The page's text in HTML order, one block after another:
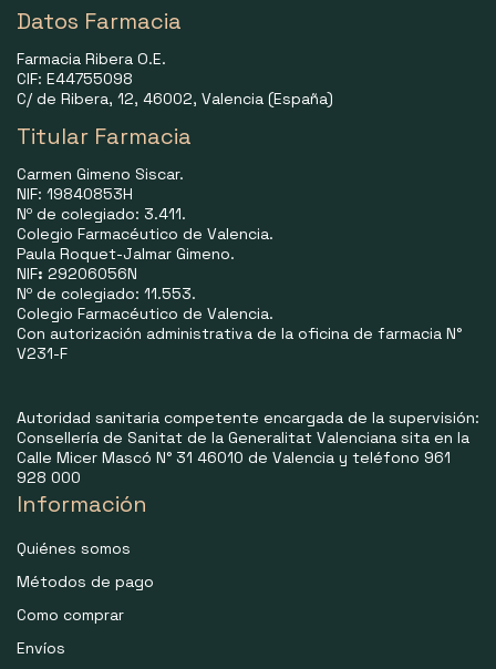
Datos Farmacia
Farmacia Ribera O.E.
CIF: E44755098
C/ de Ribera, 12, 46002, Valencia (España)
Titular Farmacia
Carmen Gimeno Siscar.
NIF: 19840853H
Nº de colegiado: 3.411.
Colegio Farmacéutico de Valencia.
Paula Roquet-Jalmar Gimeno.
NIF: 29206056N
Nº de colegiado: 11.553.
Colegio Farmacéutico de Valencia.
Con autorización administrativa de la oficina de farmacia N°
V231-F
Autoridad sanitaria competente encargada de la supervisión:
Consellería de Sanitat de la Generalitat Valenciana sita en la
Calle Micer Mascó N° 31 46010 de Valencia y teléfono 961
928 000
Información
Quiénes somos
Métodos de pago
Como comprar
Envíos